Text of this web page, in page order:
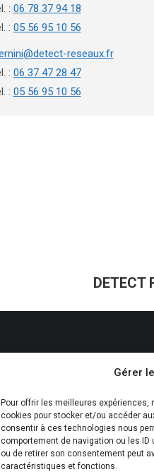
Gérer
Pour offrir les meilleures
cookies pour stocker et/ou accéder
consentir à ces technologies nous
comportement de navigation ou les
ou de retirer son consentement peut
caractéristiques et fonctions.
: 06 78 37 94 18
: 05 56 95 10 56
reseaux.fr
: 06 37 47 28 47
: 05 56 95 10 56
DETECT